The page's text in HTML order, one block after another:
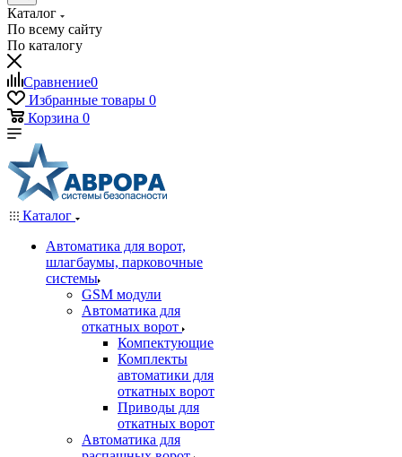
Каталог
По всему сайту
По каталогу
Сравнение0
Избранные товары 0
Корзина 0
Каталог
Автоматика для ворот,
шлагбаумы, парковочные
системы
GSM модули
Автоматика для
откатных ворот
Компектующие
Комплекты
автоматики для
откатных ворот
Приводы для
откатных ворот
Автоматика для